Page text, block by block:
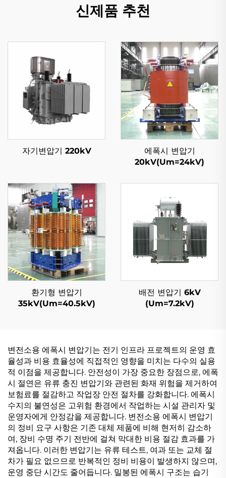
신제품 추천
자기변압기 220kV
에폭시 변압기
20kV(Um=24kV)
환기형 변압기
35kV(Um=40.5kV)
배전 변압기 6kV
(Um=7.2kV)
변전소용 에폭시 변압기는 전기 인프라 프로젝트의 운영 효
율성과 비용 효율성에 직접적인 영향을 미치는 다수의 실용
적 이점을 제공합니다. 안전성이 가장 중요한 장점으로, 에폭
시 절연은 유류 충진 변압기와 관련된 화재 위험을 제거하여
보험료를 절감하고 작업장 안전 절차를 강화합니다. 에폭시
수지의 불연성은 고위험 환경에서 작업하는 시설 관리자 및
운영자에게 안정감을 제공합니다. 변전소용 에폭시 변압기
의 정비 요구 사항은 기존 대체 제품에 비해 현저히 감소하
여, 장비 수명 주기 전반에 걸쳐 막대한 비용 절감 효과를 가
져옵니다. 이러한 변압기는 유류 테스트, 여과 또는 교체 절
차가 필요 없으므로 반복적인 정비 비용이 발생하지 않으며,
운영 중단 시간도 줄어듭니다. 밀봉된 에폭시 구조는 습기